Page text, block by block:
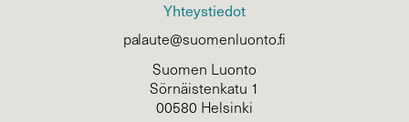
Yhteystiedot
palaute@suomenluonto.fi
Suomen Luonto
Sörnäistenkatu 1
00580 Helsinki